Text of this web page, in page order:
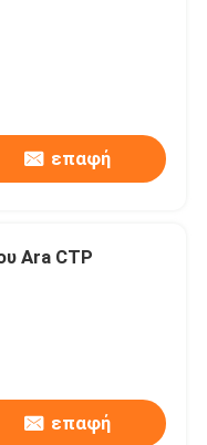
επαφή
Ara CTP
επαφή